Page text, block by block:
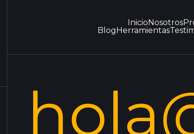
InicioNosotros
BlogHerramientas